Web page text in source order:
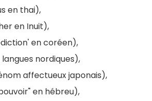
en thai),
en Inuit),
en coréen),
nordiques),
affectueux japonais),
en hébreu),